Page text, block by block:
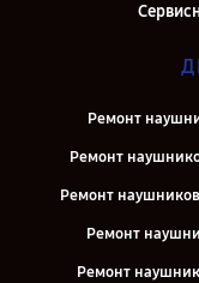
Ремонт
Ремонт
Ремонт
Ремонт
Ремонт